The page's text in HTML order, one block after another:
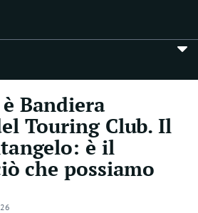
Bandiera
Touring Club. Il
è il
che possiamo